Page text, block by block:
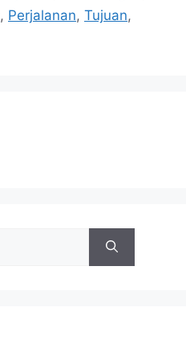
, Perjalanan, Tujuan,